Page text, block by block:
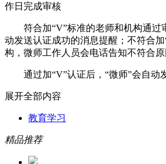
作日完成审核
符合加“V”标准的老师和机构通过
动发送认证成功的消息提醒；不符合
构，微师工作人员会电话告知不符合原
通过加“V”认证后，“微师”会自动
展开全部内容
教育学习
精品推荐